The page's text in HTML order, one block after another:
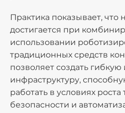
Практика показывает,
достигается при
использовании
традиционных средств
позволяет создать
инфраструктуру,
работать в условиях
безопасности и